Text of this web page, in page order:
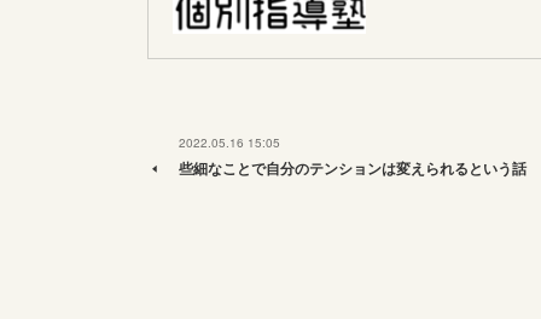
2022.05.16 15:05
些細なことで自分のテンションは変えられるという話